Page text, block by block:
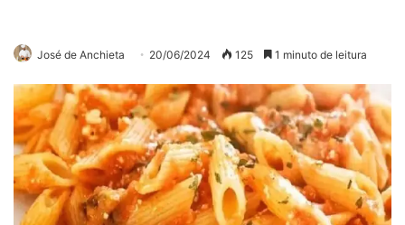
José de Anchieta 20/06/2024 125 1 minuto de leitura